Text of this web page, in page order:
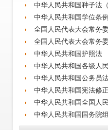
中华人民共和国种子法
中华人民共和国学位条
全国人民代表大会常务
全国人民代表大会常务
中华人民共和国护照法
中华人民共和国各级人
中华人民共和国公务员
中华人民共和国宪法修
中华人民共和国全国人
中华人民共和国国务院